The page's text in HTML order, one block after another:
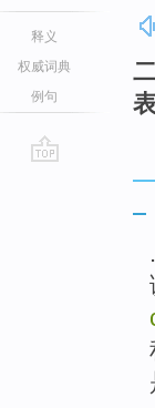
释义
权威词典
例句